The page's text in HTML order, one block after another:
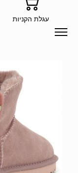
עגלת הקניות